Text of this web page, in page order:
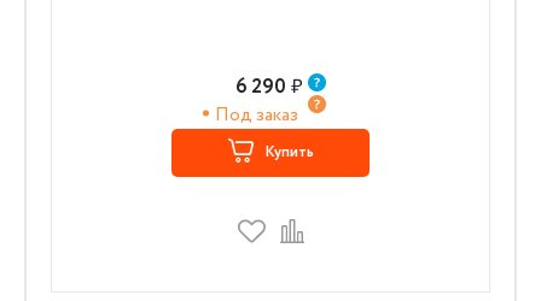
6 290 ₽
Под заказ
Купить